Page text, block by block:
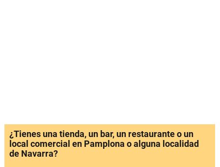
¿Tienes una tienda, un bar, un restaurante o un
local comercial en Pamplona o alguna localidad
de Navarra?